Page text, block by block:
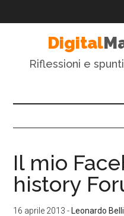
Digital
Riflessioni e
Il mio
history
16 aprile 2013 - Leonardo